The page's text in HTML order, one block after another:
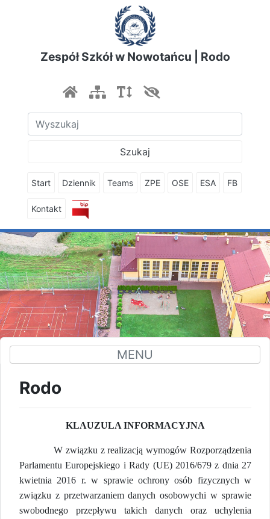
Zespół Szkół w Nowotańcu | Rodo
Szukaj
Start Dziennik Teams ZPE OSE ESA FB
Kontakt
MENU
Rodo
KLAUZULA INFORMACYJNA
W związku z realizacją wymogów Rozporządzenia
Parlamentu Europejskiego i Rady (UE) 2016/679 z dnia 27
kwietnia 2016 r. w sprawie ochrony osób fizycznych w
związku z przetwarzaniem danych osobowychi w sprawie
swobodnego przepływu takich danych oraz uchylenia